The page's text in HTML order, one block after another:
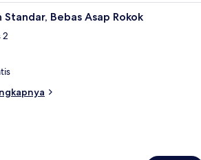
Kamar Twin Standar, Bebas
Standar, Bebas Asap Rokok
2